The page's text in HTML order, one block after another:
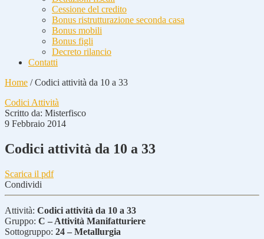
Cessione del credito
Bonus ristrutturazione seconda casa
Bonus mobili
Bonus figli
Decreto rilancio
Contatti
Home /Codici attività da 10 a 33
Codici Attività
Scritto da: Misterfisco
9 Febbraio 2014
Codici attività da 10 a 33
Scarica il pdf
Condividi
Attività: Codici attività da 10 a 33
Gruppo: C – Attività Manifatturiere
Sottogruppo: 24 – Metallurgia